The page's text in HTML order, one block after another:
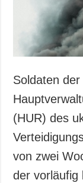
Soldaten der
(HUR) des
von zwei
der vorläufig